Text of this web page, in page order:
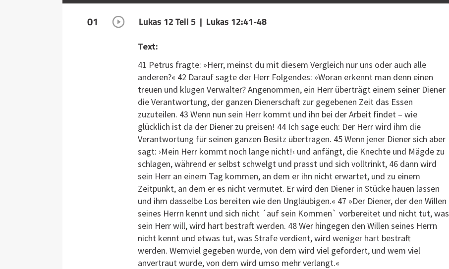
01 Lukas 12 Teil 5 | Lukas 12:41-48
Text:
41 Petrus fragte: »Herr, meinst du mit diesem Vergleich nur uns oder auch alle
anderen?« 42 Darauf sagte der Herr Folgendes: »Woran erkennt man denn einen
treuen und klugen Verwalter? Angenommen, ein Herr überträgt einem seiner Diener
die Verantwortung, der ganzen Dienerschaft zur gegebenen Zeit das Essen
zuzuteilen. 43 Wenn nun sein Herr kommt und ihn bei der Arbeit findet – wie
glücklich ist da der Diener zu preisen! 44 Ich sage euch: Der Herr wird ihm die
Verantwortung für seinen ganzen Besitz übertragen. 45 Wenn jener Diener sich aber
sagt: ›Mein Herr kommt noch lange nicht!‹ und anfängt, die Knechte und Mägde zu
schlagen, während er selbst schwelgt und prasst und sich volltrinkt, 46 dann wird
sein Herr an einem Tag kommen, an dem er ihn nicht erwartet, und zu einem
Zeitpunkt, an dem er es nicht vermutet. Er wird den Diener in Stücke hauen lassen
und ihm dasselbe Los bereiten wie den Ungläubigen.« 47 »Der Diener, der den Willen
seines Herrn kennt und sich nicht ´auf sein Kommen` vorbereitet und nicht tut, was
sein Herr will, wird hart bestraft werden. 48 Wer hingegen den Willen seines Herrn
nicht kennt und etwas tut, was Strafe verdient, wird weniger hart bestraft
werden. Wemviel gegeben wurde, von dem wird viel gefordert, und wem viel
anvertraut wurde, von dem wird umso mehr verlangt.«